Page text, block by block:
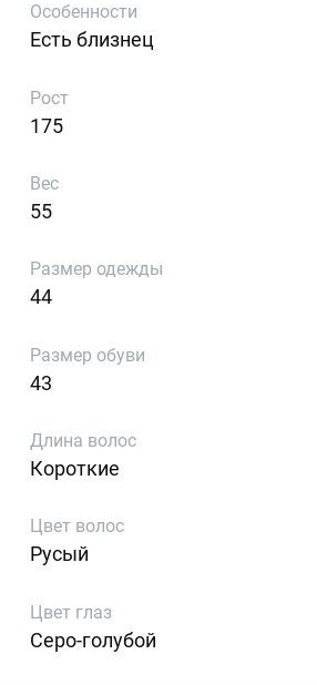
Особенности
Есть близнец
Рост
175
Вес
55
Размер одежды
44
Размер обуви
43
Длина волос
Короткие
Цвет волос
Русый
Цвет глаз
Серо-голубой